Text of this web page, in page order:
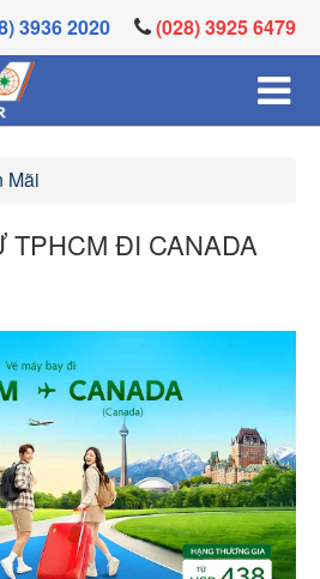
3936 2020 (028) 3925 6479
Mãi
TPHCM ĐI CANADA